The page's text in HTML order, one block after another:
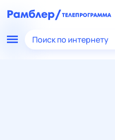
Поиск по интернету